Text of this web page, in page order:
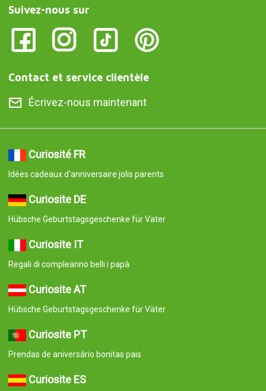
Suivez-nous sur
Contact et service clientèle
Écrivez-nous maintenant
Curiosité FR
Idées cadeaux d'anniversaire jolis parents
Curiosite DE
Hübsche Geburtstagsgeschenke für Väter
Curiosite IT
Regali di compleanno belli i papà
Curiosite AT
Hübsche Geburtstagsgeschenke für Väter
Curiosite PT
Prendas de aniversário bonitas pais
Curiosite ES